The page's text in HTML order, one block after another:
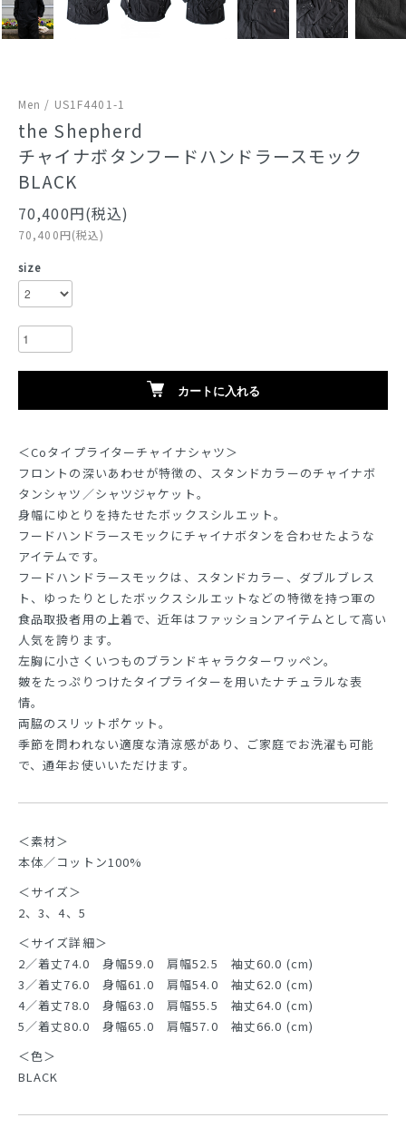
Men / US1F4401-1
the Shepherd
チャイナボタンフードハンドラースモック
BLACK
70,400円(税込)
70,400円(税込)
size
カートに入れる
＜Coタイプライターチャイナシャツ＞
フロントの深いあわせが特徴の、スタンドカラーのチャイナボ
タンシャツ／シャツジャケット。
身幅にゆとりを持たせたボックスシルエット。
フードハンドラースモックにチャイナボタンを合わせたような
アイテムです。
フードハンドラースモックは、スタンドカラー、ダブルブレス
ト、ゆったりとしたボックスシルエットなどの特徴を持つ軍の
食品取扱者用の上着で、近年はファッションアイテムとして高い
人気を誇ります。
左胸に小さくいつものブランドキャラクターワッペン。
皴をたっぷりつけたタイプライターを用いたナチュラルな表
情。
両脇のスリットポケット。
季節を問われない適度な清涼感があり、ご家庭でお洗濯も可能
で、通年お使いいただけます。
＜素材＞
本体／コットン100%
＜サイズ＞
2、3、4、5
＜サイズ詳細＞
2／着丈74.0 身幅59.0 肩幅52.5 袖丈60.0 (cm)
3／着丈76.0 身幅61.0 肩幅54.0 袖丈62.0 (cm)
4／着丈78.0 身幅63.0 肩幅55.5 袖丈64.0 (cm)
5／着丈80.0 身幅65.0 肩幅57.0 袖丈66.0 (cm)
＜色＞
BLACK